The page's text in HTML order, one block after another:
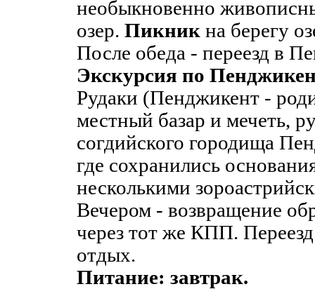
необыкновенно
озер. Пикник на берегу
После обеда - переезд в
Экскурсия по
Рудаки (Пенджикент -
местный базар и мечеть,
согдийского городища
где сохранились
несколькими
Вечером - возвращение
через тот же КПП.
отдых.
Питание: завтрак.